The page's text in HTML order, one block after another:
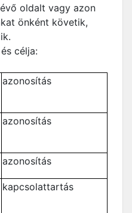
oldalt vagy azon
önként követik,
célja:
azonosítás
azonosítás
azonosítás
kapcsolattartás